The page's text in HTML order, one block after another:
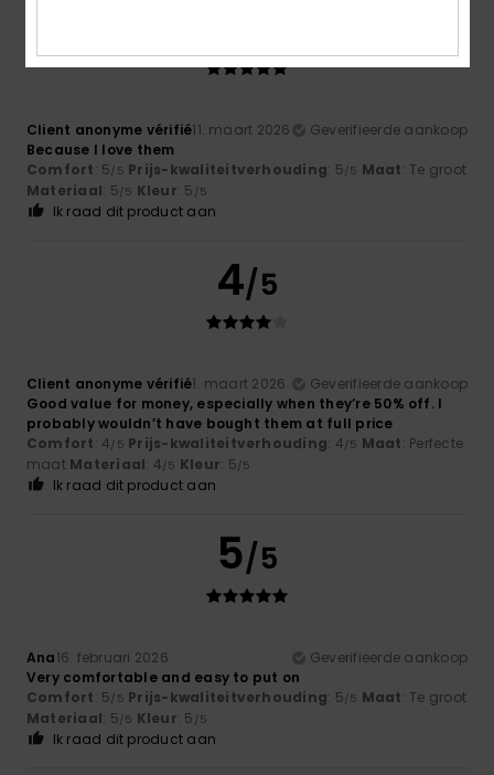
Client anonyme vérifié11. maart 2026
Geverifieerde aankoop
Because I love them
Comfort: 5/5 Prijs-kwaliteitverhouding: 5/5 Maat: Te groot
Materiaal: 5/5 Kleur: 5 /5
Ik raad dit product aan
4/5
Client anonyme vérifié1. maart 2026
Geverifieerde aankoop
Good value for money, especially when they’re 50% off. I
probably wouldn’t have bought them at full price
Comfort: 4/5 Prijs-kwaliteitverhouding: 4/5 Maat: Perfecte
maat Materiaal: 4/5 Kleur: 5/5
Ik raad dit product aan
5/5
Ana16. februari 2026
Geverifieerde aankoop
Very comfortable and easy to put on
Comfort: 5/5 Prijs-kwaliteitverhouding: 5/5 Maat: Te groot
Materiaal: 5/5 Kleur: 5 /5
Ik raad dit product aan